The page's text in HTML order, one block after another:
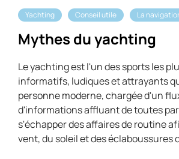
Yachting Conseil utile La
Mythes du yachting
Le yachting est l'un des sports les
informatifs, ludiques et attrayants
personne moderne, chargée d'un
d'informations affluant de toutes
s'échapper des affaires de routine
vent, du soleil et des éclaboussures